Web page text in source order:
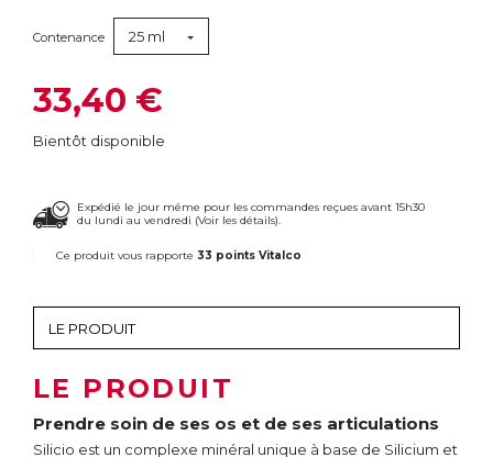
Contenance 25 ml
33,40 €
Bientôt disponible
Expédié le jour même pour les commandes reçues avant 15h30
du lundi au vendredi (Voir les détails).
Ce produit vous rapporte 33 points Vitalco
LE PRODUIT
Prendre soin de ses os et de ses articulations
Silicio est un complexe minéral unique à base de Silicium et